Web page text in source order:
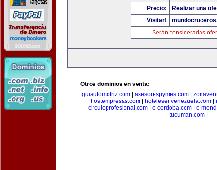
Precio:
Realizar una
Visitar!
Serán consideradas
Otros dominios en venta:
guiautomotriz.com| asesorespymes.com|
hostempresas.com
hotelesenvenezuela.com
circuloprofesional.com| e-cordoba.com| e-
tucuman.com|